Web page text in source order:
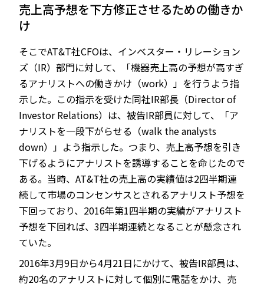
売上高予想を下方修正させるための働きか
け
そこでAT&T社CFOは、インベスター・リレーション
ズ（IR）部門に対して、「機器売上高の予想が高すぎ
るアナリストへの働きかけ（work）」を行うよう指
示した。この指示を受けた同社IR部長（Director of
Investor Relations）は、被告IR部員に対して、「ア
ナリストを一段下がらせる（walk the analysts
down）」よう指示した。つまり、売上高予想を引き
下げるようにアナリストを誘導することを命じたので
ある。当時、AT&T社の売上高の実績値は2四半期連
続して市場のコンセンサスとされるアナリスト予想を
下回っており、2016年第1四半期の実績がアナリスト
予想を下回れば、3四半期連続となることが懸念され
ていた。
2016年3月9日から4月21日にかけて、被告IR部員は、
約20名のアナリストに対して個別に電話をかけ、売